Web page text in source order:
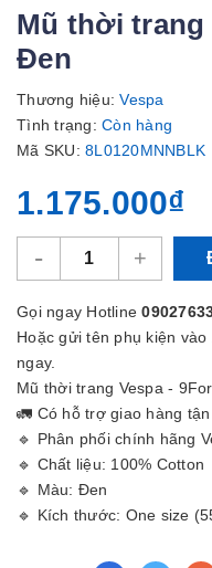
Mũ thời trang
Đen
Thương hiệu: Vespa
Tình trạng: Còn hàng
Mã SKU: 8L0120MNNBLK
1.175.000₫
- +
Gọi ngay Hotline
Hoặc gửi tên phụ kiện vào
ngay.
Mũ thời trang Vespa -
🚛 Có hỗ trợ giao hàng
🔹 Phân phối chính hãng
🔹 Chất liệu: 100% Cotton
🔹 Màu: Đen
🔹 Kích thước: One size